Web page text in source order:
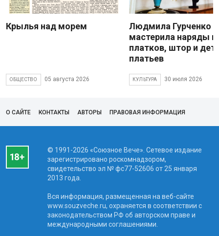
Крылья над морем
ОБЩЕСТВО 05 августа 2026
Людмила Гурченко
мастерила наряды
платков, штор и
платьев
КУЛЬТУРА 30 июля 2026
О САЙТЕ КОНТАКТЫ АВТОРЫ ПРАВОВАЯ ИНФОРМАЦИЯ
© 1991-2026 «Союзное Вече». Сетевое издание
зарегистрировано роскомнадзором,
свидетельство эл № фc77-52606 от 25 января
2013 года.
Вся информация, размещенная на веб-сайте
www.souzveche.ru, охраняется в соответствии с
законодательством РФ об авторском праве и
международными соглашениями.